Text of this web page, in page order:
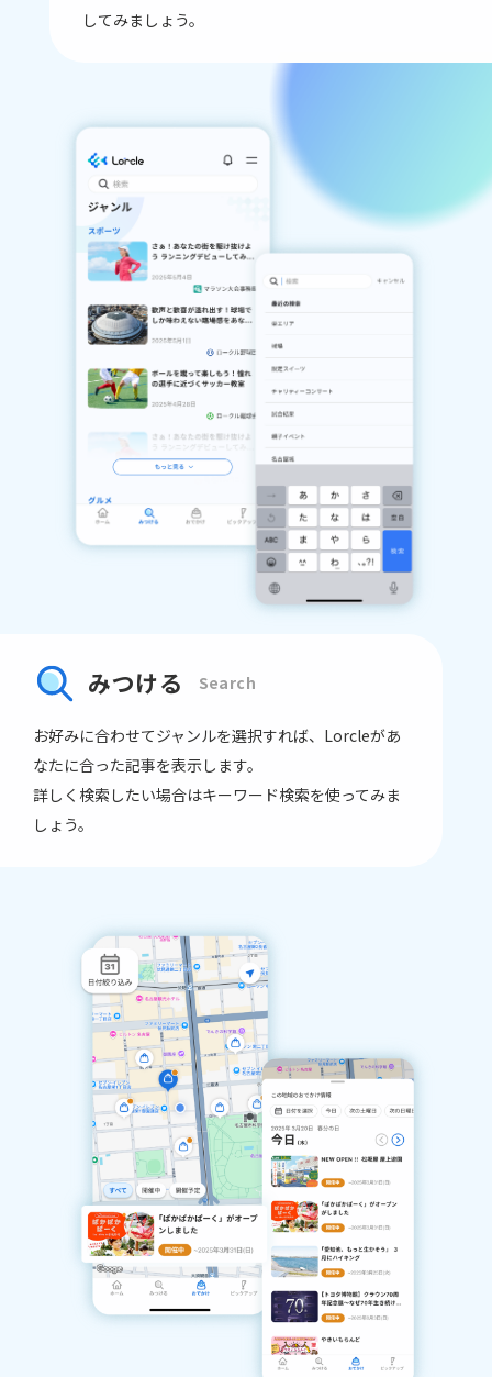
してみましょう。
みつける Search
お好みに合わせてジャンルを選択すれば、 Lorcleがあ
なたに合った記事を表⽰します。
詳しく検索したい場合はキーワード検索を使ってみま
しょう。